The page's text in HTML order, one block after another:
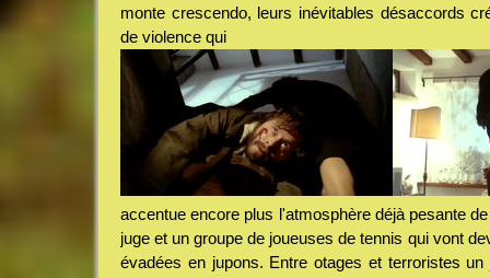
monte crescendo, leurs inévitables désaccords
de violence qui
accentue encore plus l'atmosphère déjà pesante
juge et un groupe de joueuses de tennis qui vont
évadées en jupons. Entre otages et terroristes